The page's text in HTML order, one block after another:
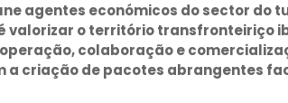
agentes económicos do sector do
valorizar o território transfronteiriço
colaboração e
a criação de pacotes abrangentes